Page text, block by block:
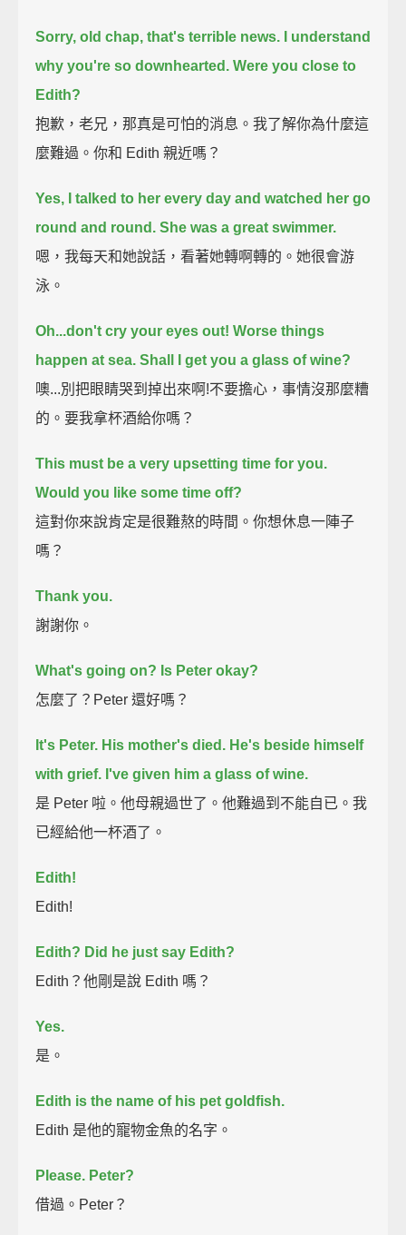
Sorry, old chap, that's terrible news.
I understand
why you're so downhearted. Were you close to
Edith?
抱歉，老兄，那真是可怕的消息。我了解你為什麼這
麼難過。你和 Edith 親近嗎？
Yes, I talked to her every day and watched her go
round and round. She was a great swimmer.
嗯，我每天和她說話，看著她轉啊轉的。她很會游
泳。
Oh...don't cry your eyes out! Worse things
happen at sea. Shall I get you a glass of wine?
噢...別把眼睛哭到掉出來啊!不要擔心，事情沒那麼糟
的。要我拿杯酒給你嗎？
This must be a very upsetting time for you.
Would you like some time off?
這對你來說肯定是很難熬的時間。你想休息一陣子
嗎？
Thank you.
謝謝你。
What's going on? Is Peter okay?
怎麼了？Peter 還好嗎？
It's Peter. His mother's died. He's beside himself
with grief. I've given him a glass of wine.
是 Peter 啦。他母親過世了。他難過到不能自已。我
已經給他一杯酒了。
Edith!
Edith!
Edith? Did he just say Edith?
Edith？他剛是說 Edith 嗎？
Yes.
是。
Edith is the name of his pet goldfish.
Edith 是他的寵物金魚的名字。
Please. Peter?
借過。Peter？